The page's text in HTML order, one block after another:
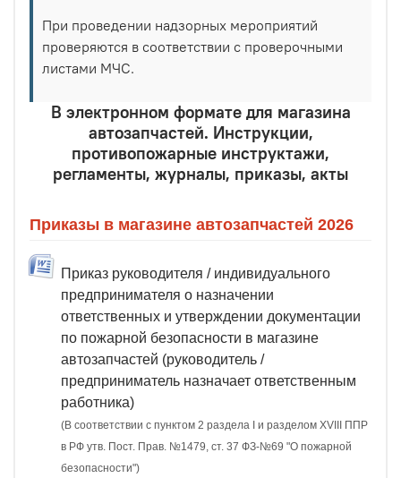
При проведении надзорных мероприятий
проверяются в соответствии с проверочными
листами МЧС.
В электронном формате для магазина
автозапчастей. Инструкции,
противопожарные инструктажи,
регламенты, журналы, приказы, акты
Приказы в магазине автозапчастей 2026
Приказ руководителя / индивидуального
предпринимателя о назначении
ответственных и утверждении документации
по пожарной безопасности в магазине
автозапчастей (руководитель /
предприниматель назначает ответственным
работника)
(В соответствии с пунктом 2 раздела I и разделом XVIII ППР
в РФ утв. Пост. Прав. №1479, ст. 37 ФЗ-№69 "О пожарной
безопасности")